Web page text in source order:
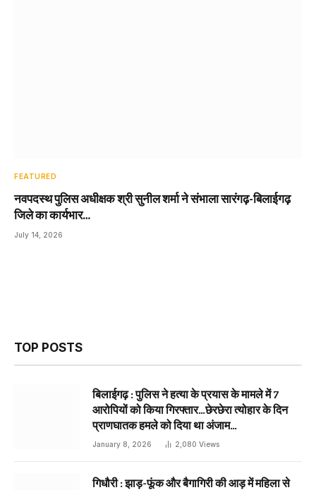
FEATURED
नवपदस्थ पुलिस अधीक्षक श्री सुनील शर्मा ने संभाला सारंगढ़-बिलाईगढ़
जिले का कार्यभार…
July 14, 2026
TOP POSTS
बिलाईगढ़ : पुलिस ने हत्या के प्रयास के मामले में 7
आरोपियों को किया गिरफ्तार…छेरछेरा त्योहार के दिन
प्राणघातक हमले को दिया था अंजाम…
January 8, 2026 2,080 Views
गिधौरी : झाड़-फूंक और बैगागिरी की आड़ में महिला से